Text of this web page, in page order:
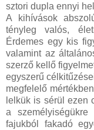
sztori dupla ennyi
A kihívások
tényleg valós,
Érdemes egy kis
valamint az
szerző kellő
egyszerű
megfelelő
lelkük is sérül ezen
a
fajukból fakadó